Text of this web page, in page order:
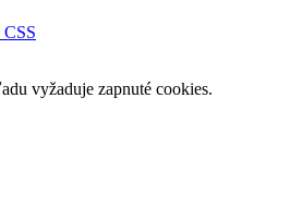
CSS
vyžaduje zapnuté cookies.